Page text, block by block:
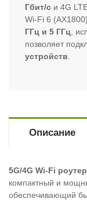
Гбит/с и 4G
Wi-Fi 6
ГГц и 5 ГГц ,
позволяет
устройств
Описание
5G/4G Wi-Fi
компактный и
обеспечивающий